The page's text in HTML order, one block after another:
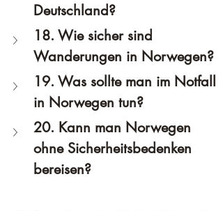
Deutschland?
18. Wie sicher sind
Wanderungen in Norwegen?
19. Was sollte man im Notfall
in Norwegen tun?
20. Kann man Norwegen
ohne Sicherheitsbedenken
bereisen?